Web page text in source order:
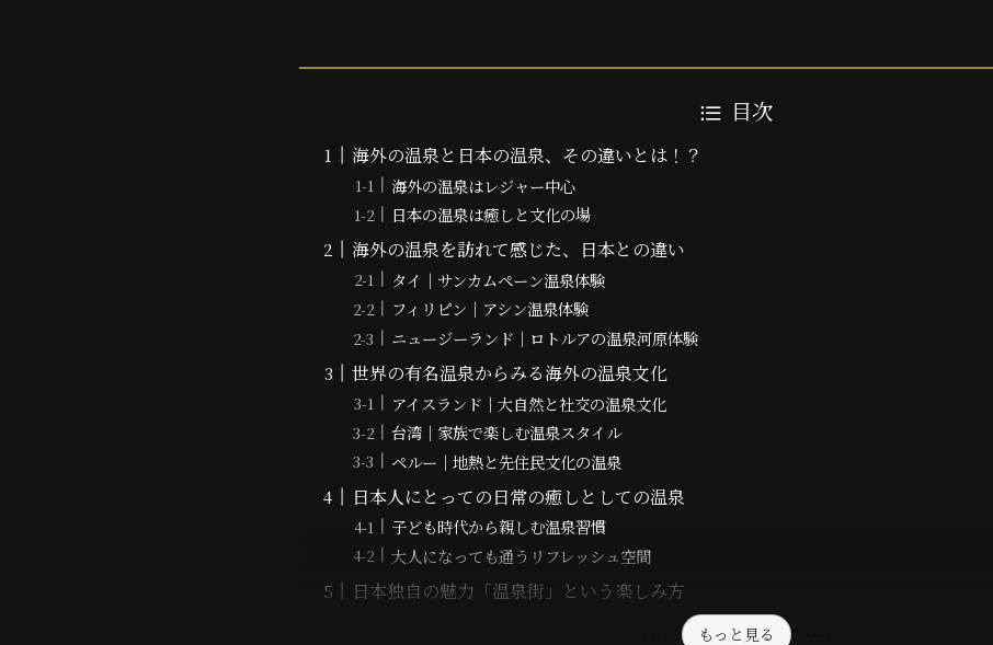
目次
海外の温泉と日本の温泉、その違いとは！？
海外の温泉はレジャー中心
日本の温泉は癒しと文化の場
海外の温泉を訪れて感じた、日本との違い
タイ｜サンカムペーン温泉体験
フィリピン｜アシン温泉体験
ニュージーランド｜ロトルアの温泉河原体験
世界の有名温泉からみる海外の温泉文化
アイスランド｜大自然と社交の温泉文化
台湾｜家族で楽しむ温泉スタイル
ペルー｜地熱と先住民文化の温泉
日本人にとっての日常の癒しとしての温泉
子ども時代から親しむ温泉習慣
大人になっても通うリフレッシュ空間
日本独自の魅力「温泉街」という楽しみ方
もっと見る